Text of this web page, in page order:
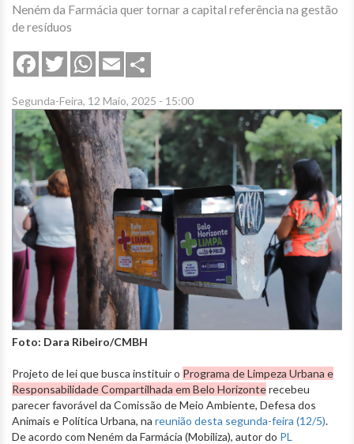
Neném da Farmácia quer tornar a capital referência na gestão
de resíduos
FacebookTwitterWhatsApp
Email
Segunda-Feira, 12 Maio, 2025 - 15:00
Foto: Dara Ribeiro/CMBH
Projeto de lei que busca instituir o Programa de Limpeza Urbana e
Responsabilidade Compartilhada em Belo Horizonterecebeu
parecer favorável da Comissão de Meio Ambiente, Defesa dos
Animais e Política Urbana, na reunião desta segunda-feira (12/5).
De acordo com Neném da Farmácia (Mobiliza), autor do PL